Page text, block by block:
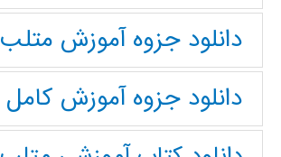
دانلود جزوه آموزش متلب
دانلود جزوه آموزش کامل matlab